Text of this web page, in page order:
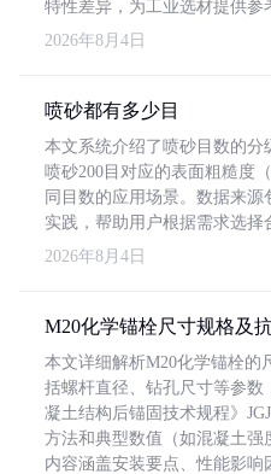
特性差异，为工业选材提供参
2026年8月4日
喷砂都有多少目
本文系统介绍了喷砂目数的分
喷砂200目对应的表面粗糙度
同目数的应用场景。数据来源
实践，帮助用户根据需求选择
2026年8月4日
M20化学锚栓尺寸规格及
本文详细解析M20化学锚栓的
括螺杆直径、钻孔尺寸等参
凝土结构后锚固技术规程》
方法和典型数值（如混凝土强
内容涵盖安装要点、性能影